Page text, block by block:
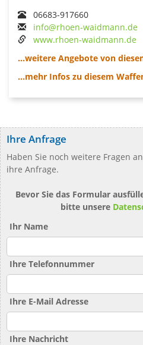
06683-917660
info@rhoen-waidmann.de
www.rhoen-waidmann.de
...weitere Angebote von
...mehr Infos zu diesem
Ihre Anfrage
Haben Sie noch weitere Fragen
ihre Anfrage.
Bevor Sie das Formular
bitte unsere
Ihr Name
Ihre Telefonnummer
Ihre E-Mail Adresse
Ihre Nachricht